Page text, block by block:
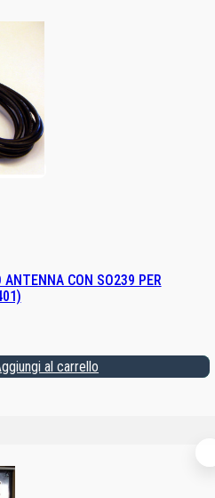
CON SO239 PER
401)
al carrello